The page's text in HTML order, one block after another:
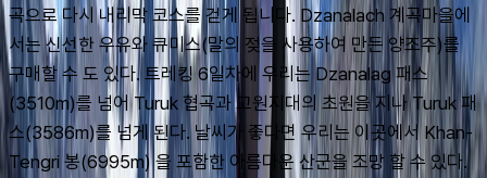
곡으로 다시 내리막 코스를 걷게 됩니다. Dzanalach 계곡마을에
서는 신선한 우유와 큐미스(말의 젖을 사용하여 만든 양조주)를
구매할 수 도 있다. 트레킹 6일차에 우리는 Dzanalag 패스
(3510m)를 넘어 Turuk 협곡과 고원지대의 초원을 지나 Turuk 패
스(3586m)를 넘게 된다. 날씨가 좋다면 우리는 이곳에서 Khan-
Tengri 봉(6995m) 을 포함한 아름다운 산군을 조망 할 수 있다.